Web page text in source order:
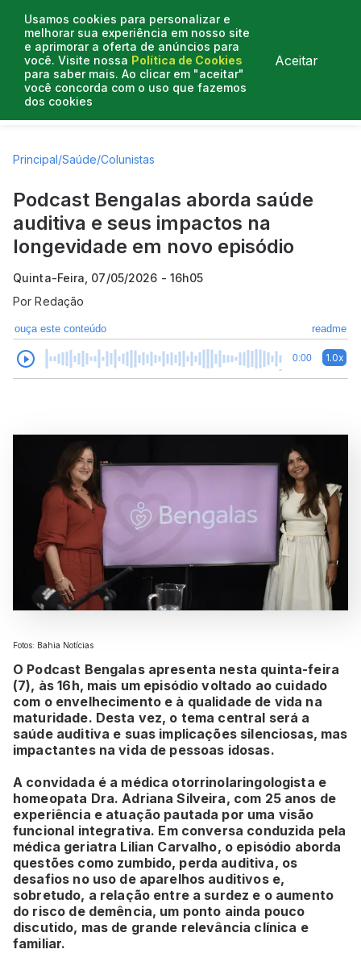
Usamos cookies para personalizar e
melhorar sua experiência em nosso site
e aprimorar a oferta de anúncios para
você. Visite nossa Política de Cookies
para saber mais. Ao clicar em "aceitar"
você concorda com o uso que fazemos
dos cookies
Aceitar
Artigos
Principal/Saúde/Colunistas
Podcast Bengalas aborda saúde
auditiva e seus impactos na
longevidade em novo episódio
Quinta-Feira, 07/05/2026 - 16h05
PorRedação
ouça este conteúdo readme
0:00 1.0x
Fotos: Bahia Notícias
O Podcast Bengalas apresenta nesta quinta-feira
(7), às 16h, mais um episódio voltado ao cuidado
com o envelhecimento e à qualidade de vida na
maturidade. Desta vez, o tema central será a
saúde auditiva e suas implicações silenciosas, mas
impactantes na vida de pessoas idosas.
A convidada é a médica otorrinolaringologista e
homeopata Dra. Adriana Silveira, com 25 anos de
experiência e atuação pautada por uma visão
funcional integrativa. Em conversa conduzida pela
médica geriatra Lilian Carvalho, o episódio aborda
questões como zumbido, perda auditiva, os
desafios no uso de aparelhos auditivos e,
sobretudo, a relação entre a surdez e o aumento
do risco de demência, um ponto ainda pouco
discutido, mas de grande relevância clínica e
familiar.